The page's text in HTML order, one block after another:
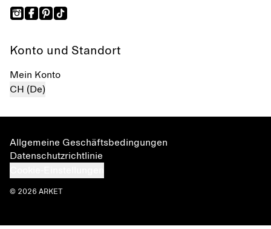
Konto und Standort
Mein Konto
CH (De)
Allgemeine Geschäftsbedingungen
Datenschutzrichtlinie
© 2026 ARKET